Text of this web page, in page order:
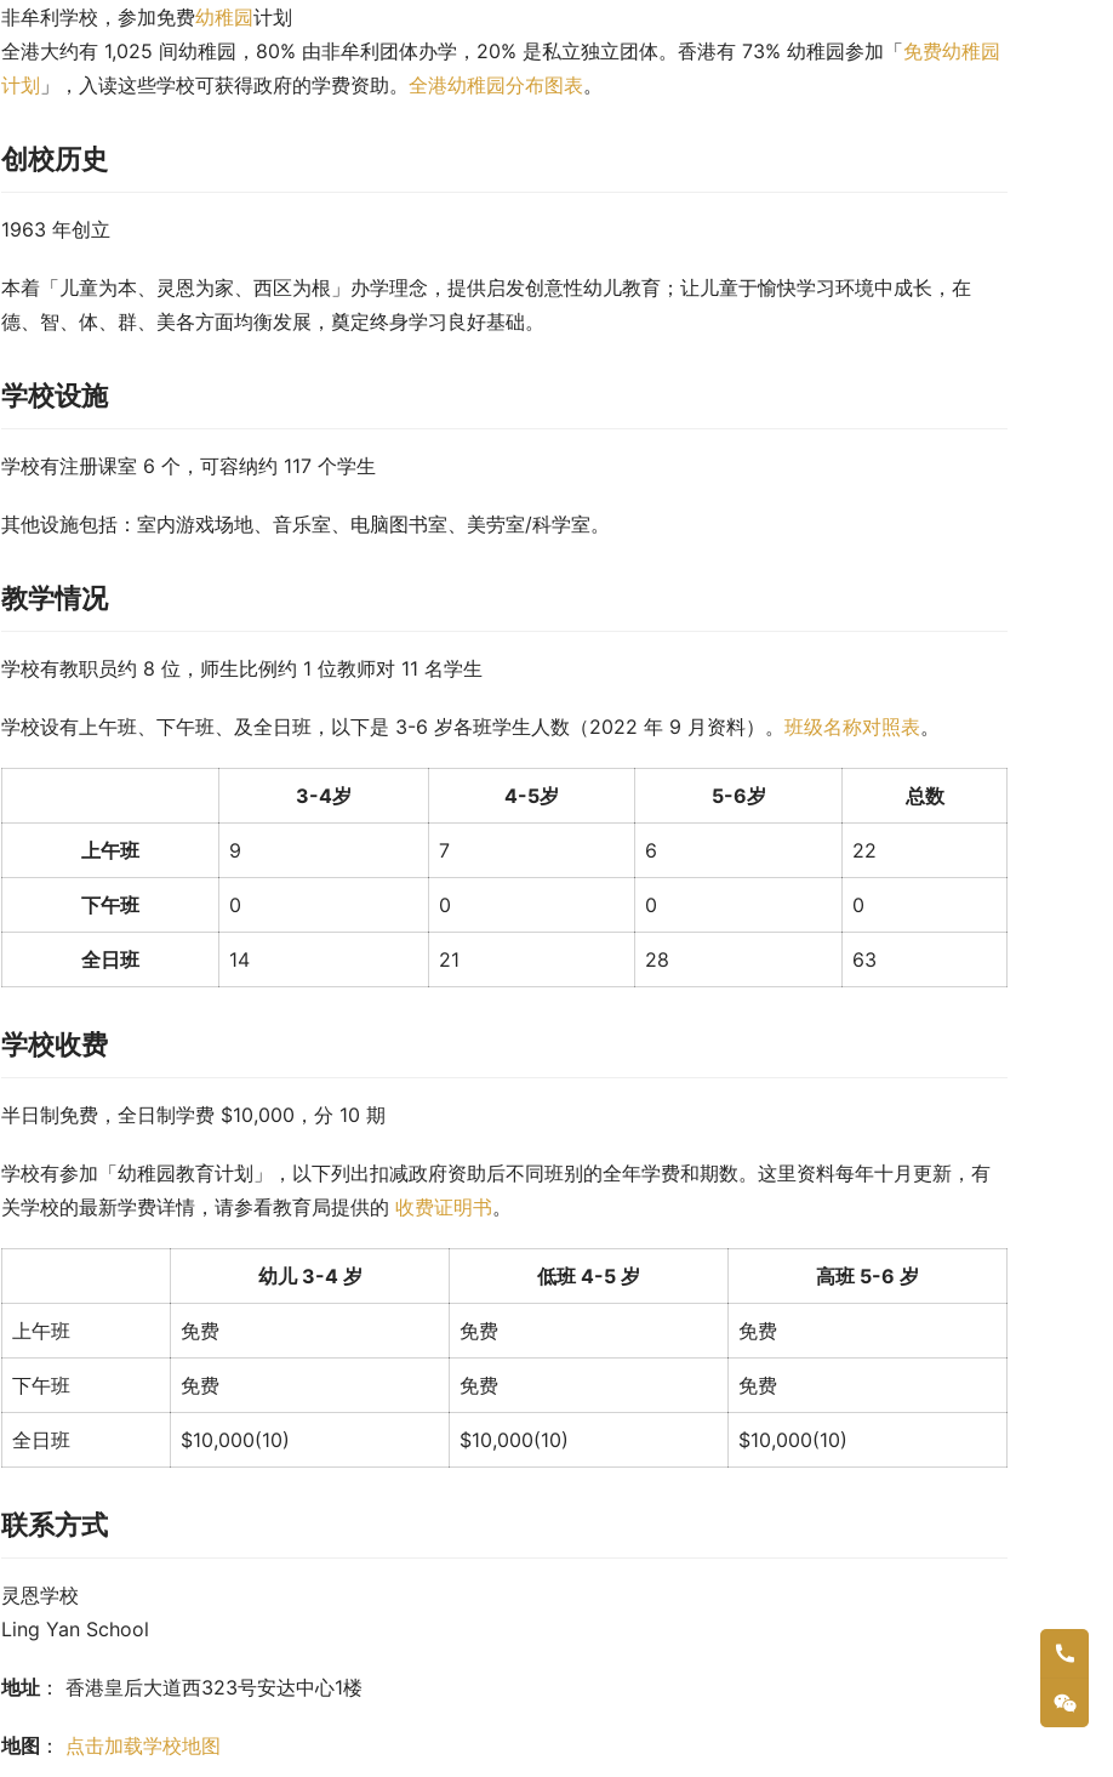
非牟利学校，参加免费幼稚园计划
全港大约有 1,025 间幼稚园，80% 由非牟利团体办学，20% 是私立独立团体。香港有 73% 幼稚园参加「免费幼稚园
计划 」，入读这些学校可获得政府的学费资助。 全港幼稚园分布图表。
创校历史
1963 年创立
本着「儿童为本、灵恩为家、西区为根」办学理念，提供启发创意性幼儿教育；让儿童于愉快学习环境中成长，在
德、智、体、群、美各方面均衡发展，奠定终身学习良好基础。
学校设施
学校有注册课室 6 个，可容纳约 117 个学生
其他设施包括：室内游戏场地、音乐室、电脑图书室、美劳室/科学室。
教学情况
学校有教职员约 8 位，师生比例约 1 位教师对 11 名学生
学校设有上午班、下午班、及全日班，以下是 3-6 岁各班学生人数（2022 年 9 月资料）。 班级名称对照表。
3-4岁 4-5岁 5-6岁 总数
上午班 9 7 6 22
下午班 0 0 0 0
全日班 14 21 28 63
学校收费
半日制免费，全日制学费 $10,000，分 10 期
学校有参加「幼稚园教育计划」，以下列出扣减政府资助后不同班别的全年学费和期数。这里资料每年十月更新，有
关学校的最新学费详情，请参看教育局提供的 收费证明书。
幼儿 3-4 岁 低班 4-5 岁 高班 5-6 岁
上午班 免费 免费 免费
下午班 免费 免费 免费
全日班 $10,000(10) $10,000(10) $10,000(10)
联系方式
灵恩学校
Ling Yan School
地址 ： 香港皇后大道西323号安达中心1楼
地图 ： 点击加载学校地图